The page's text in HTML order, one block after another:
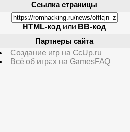
Ссылка страницы
HTML-код или BB-код
Партнеры сайта
Создание игр на GcUp.ru
Всё об играх на GamesFAQ